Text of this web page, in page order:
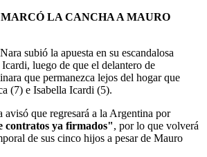
LA CANCHA A MAURO
subió la apuesta en su escandalosa
luego de que el delantero de
que permanezca lejos del hogar que
(7) e Isabella Icardi (5).
avisó que regresará a la Argentina por
contratos ya firmados", por lo que volverá
de sus cinco hijos a pesar de Mauro